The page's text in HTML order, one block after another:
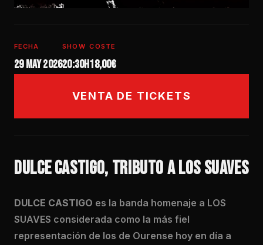
FECHA
29 may 2026
SHOW
20:30h
COSTE
18,00€
VENTA DE TICKETS
DULCE CASTIGO, TRIBUTO A LOS SUAVES
DULCE CASTIGO es la banda homenaje a LOS
SUAVES considerada como la más fiel
representación de los de Ourense hoy en día a